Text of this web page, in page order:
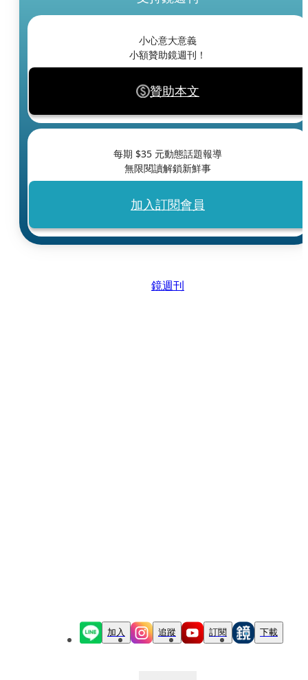
小心意大意義
小額贊助鏡週刊！
贊助本文
每期 $35 元動態話題報導
無限閱讀解鎖新鮮事
加入訂閱會員
鏡週刊
加入 追蹤 訂閱 下載